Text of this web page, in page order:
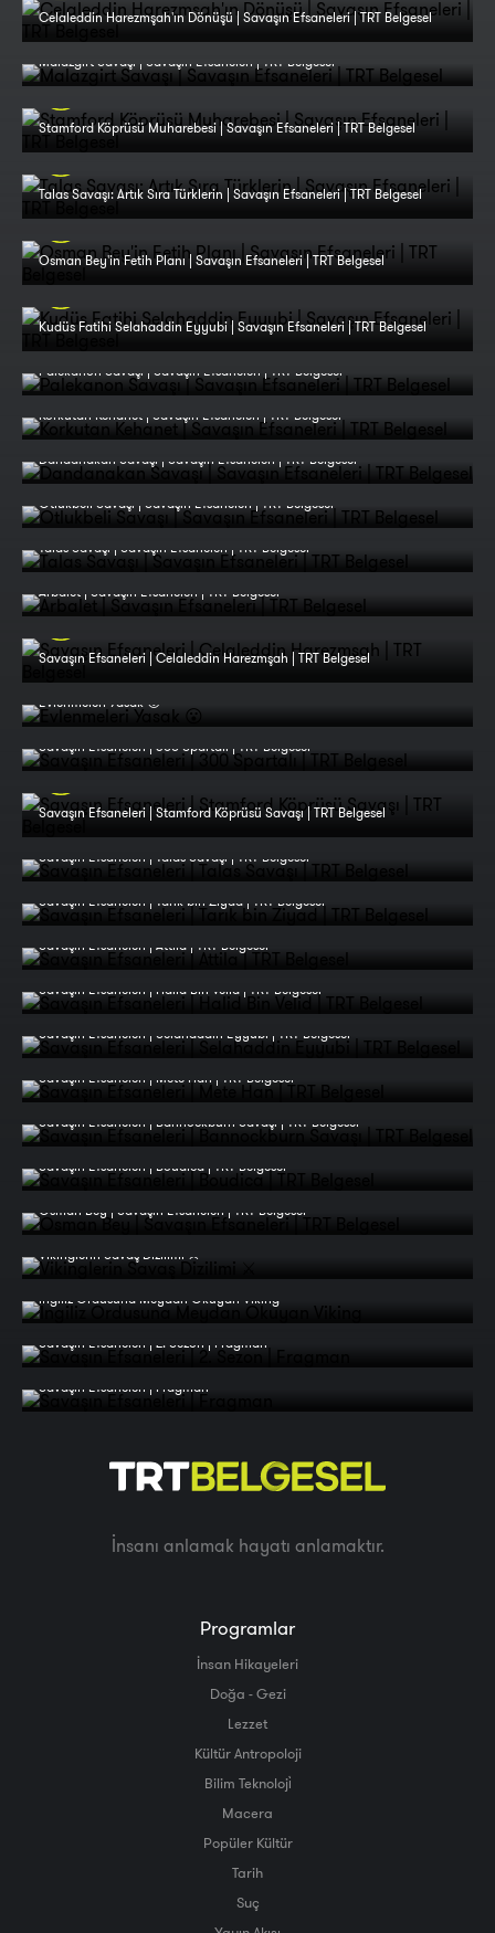
Celaleddin Harezmşah'ın Dönüşü | Savaşın Efsaneleri | TRT Belgesel
Malazgirt Savaşı | Savaşın Efsaneleri | TRT Belgesel
Stamford Köprüsü Muharebesi | Savaşın Efsaneleri | TRT Belgesel
Talas Savaşı: Artık Sıra Türklerin | Savaşın Efsaneleri | TRT Belgesel
Osman Bey'in Fetih Planı | Savaşın Efsaneleri | TRT Belgesel
Kudüs Fatihi Selahaddin Eyyubi | Savaşın Efsaneleri | TRT Belgesel
Palekanon Savaşı | Savaşın Efsaneleri | TRT Belgesel
Korkutan Kehanet | Savaşın Efsaneleri | TRT Belgesel
Dandanakan Savaşı | Savaşın Efsaneleri | TRT Belgesel
Otlukbeli Savaşı | Savaşın Efsaneleri | TRT Belgesel
Talas Savaşı | Savaşın Efsaneleri | TRT Belgesel
Arbalet | Savaşın Efsaneleri | TRT Belgesel
Savaşın Efsaneleri | Celaleddin Harezmşah | TRT Belgesel
Evlenmeleri Yasak 😮
Savaşın Efsaneleri | 300 Spartalı | TRT Belgesel
Savaşın Efsaneleri | Stamford Köprüsü Savaşı | TRT Belgesel
Savaşın Efsaneleri | Talas Savaşı | TRT Belgesel
Savaşın Efsaneleri | Tarık bin Ziyad | TRT Belgesel
Savaşın Efsaneleri | Attila | TRT Belgesel
Savaşın Efsaneleri | Halid Bin Velid | TRT Belgesel
Savaşın Efsaneleri | Selahaddin Eyyubi | TRT Belgesel
Savaşın Efsaneleri | Mete Han | TRT Belgesel
Savaşın Efsaneleri | Bannockburn Savaşı | TRT Belgesel
Savaşın Efsaneleri | Boudica | TRT Belgesel
Osman Bey | Savaşın Efsaneleri | TRT Belgesel
Vikinglerin Savaş Dizilimi ⚔️
İngiliz Ordusuna Meydan Okuyan Viking
Savaşın Efsaneleri | 2. Sezon | Fragman
Savaşın Efsaneleri | Fragman
İnsanı anlamak hayatı anlamaktır.
Programlar
İnsan Hikayeleri
Doğa - Gezi
Lezzet
Kültür Antropoloji
Bilim Teknoloji̇
Macera
Popüler Kültür
Tarih
Suç